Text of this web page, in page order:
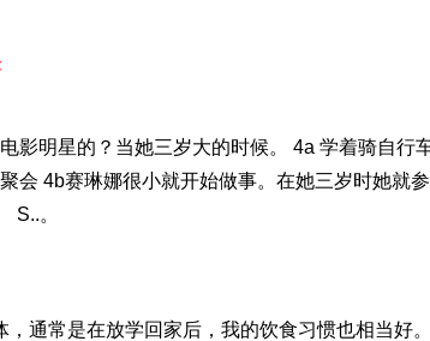
影明星的？当她三岁大的时候。 4a 学着骑自行
会 4b赛琳娜很小就开始做事。在她三岁时她就
S..。
，通常是在放学回家后，我的饮食习惯也相当好